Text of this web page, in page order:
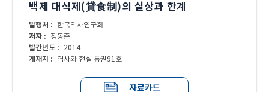
백제 대식제(貸食制)의 실상과 한계
발행처 : 한국역사연구회
저자 : 정동준
발간년도 : 2014
게재지 : 역사와 현실 통권91호
자료카드